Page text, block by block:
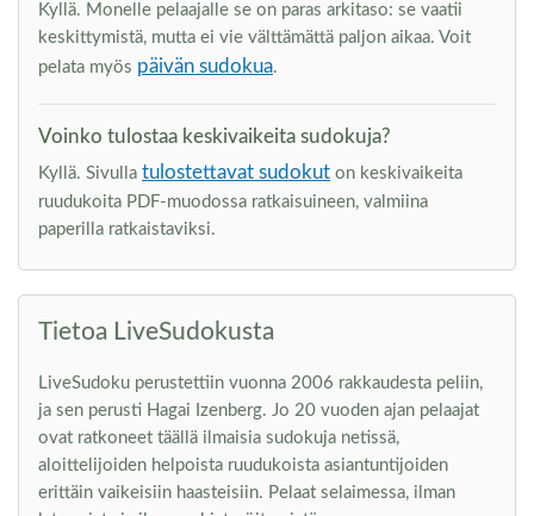
Kyllä. Monelle pelaajalle se on paras arkitaso: se vaatii
keskittymistä, mutta ei vie välttämättä paljon aikaa. Voit
pelata myös päivän sudokua.
Voinko tulostaa keskivaikeita sudokuja?
Kyllä. Sivulla tulostettavat sudokut on keskivaikeita
ruudukoita PDF-muodossa ratkaisuineen, valmiina
paperilla ratkaistaviksi.
Tietoa LiveSudokusta
LiveSudoku perustettiin vuonna 2006 rakkaudesta peliin,
ja sen perusti Hagai Izenberg. Jo 20 vuoden ajan pelaajat
ovat ratkoneet täällä ilmaisia sudokuja netissä,
aloittelijoiden helpoista ruudukoista asiantuntijoiden
erittäin vaikeisiin haasteisiin. Pelaat selaimessa, ilman